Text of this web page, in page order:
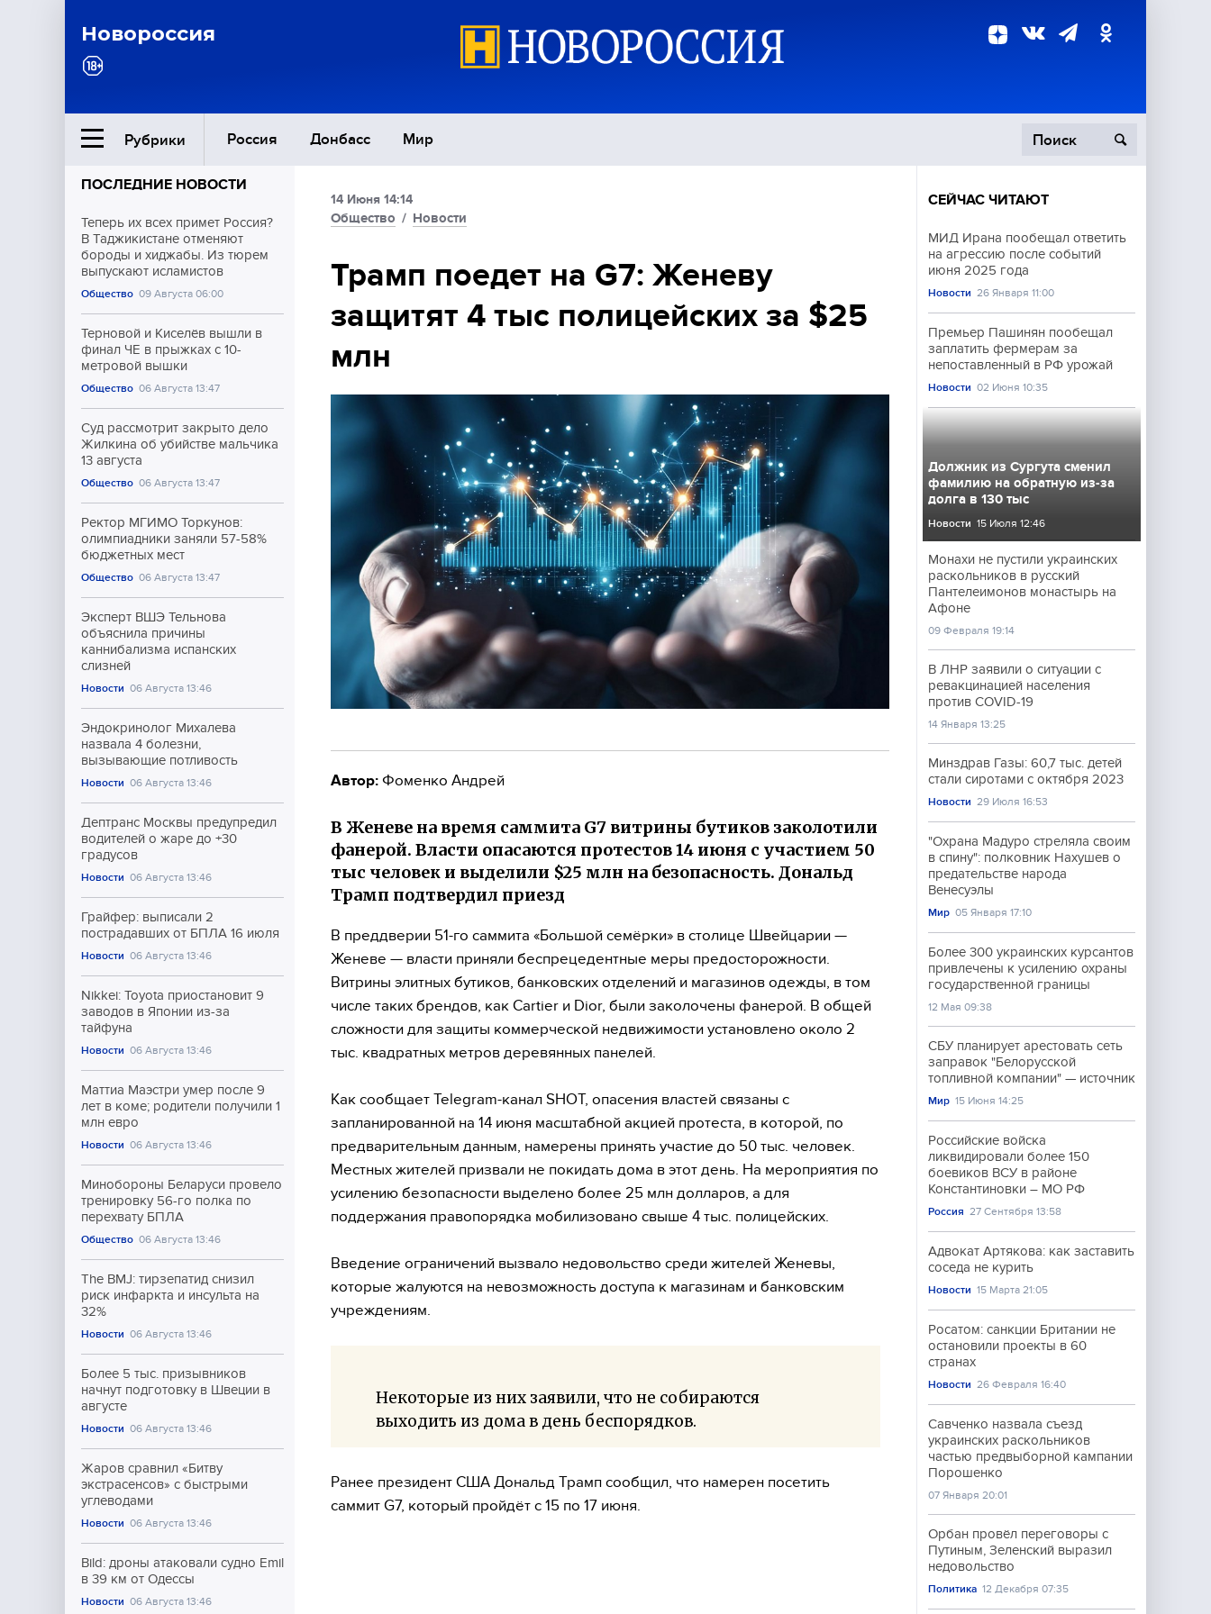
Новороссия
Рубрики Россия Донбасс Мир
Ближний Восток Политика
Общество
Экономика
Происшествия
Культура
Спорт
ПОСЛЕДНИЕ НОВОСТИ
Теперь их всех примет Россия?
В Таджикистане отменяют
бороды и хиджабы. Из тюрем
выпускают исламистов
Общество 09 Августа 06:00
Терновой и Киселёв вышли в
финал ЧЕ в прыжках с 10-
метровой вышки
Общество 06 Августа 13:47
Суд рассмотрит закрыто дело
Жилкина об убийстве мальчика
13 августа
Общество 06 Августа 13:47
Ректор МГИМО Торкунов:
олимпиадники заняли 57-58%
бюджетных мест
Общество 06 Августа 13:47
Эксперт ВШЭ Тельнова
объяснила причины
каннибализма испанских
слизней
Новости 06 Августа 13:46
Эндокринолог Михалева
назвала 4 болезни,
вызывающие потливость
Новости 06 Августа 13:46
Дептранс Москвы предупредил
водителей о жаре до +30
градусов
Новости 06 Августа 13:46
Грайфер: выписали 2
пострадавших от БПЛА 16 июля
Новости 06 Августа 13:46
Nikkei: Toyota приостановит 9
заводов в Японии из-за
тайфуна
Новости 06 Августа 13:46
Маттиа Маэстри умер после 9
лет в коме; родители получили 1
млн евро
Новости 06 Августа 13:46
Минобороны Беларуси провело
тренировку 56-го полка по
перехвату БПЛА
Общество 06 Августа 13:46
The BMJ: тирзепатид снизил
риск инфаркта и инсульта на
32%
Новости 06 Августа 13:46
Более 5 тыс. призывников
начнут подготовку в Швеции в
августе
Новости 06 Августа 13:46
Жаров сравнил «Битву
экстрасенсов» с быстрыми
углеводами
Новости 06 Августа 13:46
Bild: дроны атаковали судно Emil
в 39 км от Одессы
Новости 06 Августа 13:46
14 Июня 14:14
Общество / Новости
Трамп поедет на G7: Женеву
защитят 4 тыс полицейских за $25
млн
Автор: Фоменко Андрей
В Женеве на время саммита G7 витрины бутиков заколотили
фанерой. Власти опасаются протестов 14 июня с участием 50
тыс человек и выделили $25 млн на безопасность. Дональд
Трамп подтвердил приезд
В преддверии 51-го саммита «Большой семёрки» в столице Швейцарии —
Женеве — власти приняли беспрецедентные меры предосторожности.
Витрины элитных бутиков, банковских отделений и магазинов одежды, в том
числе таких брендов, как Cartier и Dior, были заколочены фанерой. В общей
сложности для защиты коммерческой недвижимости установлено около 2
тыс. квадратных метров деревянных панелей.
Как сообщает Telegram-канал SHOT, опасения властей связаны с
запланированной на 14 июня масштабной акцией протеста, в которой, по
предварительным данным, намерены принять участие до 50 тыс. человек.
Местных жителей призвали не покидать дома в этот день. На мероприятия по
усилению безопасности выделено более 25 млн долларов, а для
поддержания правопорядка мобилизовано свыше 4 тыс. полицейских.
Введение ограничений вызвало недовольство среди жителей Женевы,
которые жалуются на невозможность доступа к магазинам и банковским
учреждениям.
Некоторые из них заявили, что не собираются
выходить из дома в день беспорядков.
Ранее президент США Дональд Трамп сообщил, что намерен посетить
саммит G7, который пройдёт с 15 по 17 июня.
СЕЙЧАС ЧИТАЮТ
МИД Ирана пообещал ответить
на агрессию после событий
июня 2025 года
Новости 26 Января 11:00
Премьер Пашинян пообещал
заплатить фермерам за
непоставленный в РФ урожай
Новости 02 Июня 10:35
Должник из Сургута сменил
фамилию на обратную из-за
долга в 130 тыс
Новости 15 Июля 12:46
Монахи не пустили украинских
раскольников в русский
Пантелеимонов монастырь на
Афоне
09 Февраля 19:14
В ЛНР заявили о ситуации с
ревакцинацией населения
против COVID-19
14 Января 13:25
Минздрав Газы: 60,7 тыс. детей
стали сиротами с октября 2023
Новости 29 Июля 16:53
"Охрана Мадуро стреляла своим
в спину": полковник Нахушев о
предательстве народа
Венесуэлы
Мир 05 Января 17:10
Более 300 украинских курсантов
привлечены к усилению охраны
государственной границы
12 Мая 09:38
СБУ планирует арестовать сеть
заправок "Белорусской
топливной компании" — источник
Мир 15 Июня 14:25
Российские войска
ликвидировали более 150
боевиков ВСУ в районе
Константиновки – МО РФ
Россия 27 Сентября 13:58
Адвокат Артякова: как заставить
соседа не курить
Новости 15 Марта 21:05
Росатом: санкции Британии не
остановили проекты в 60
странах
Новости 26 Февраля 16:40
Савченко назвала съезд
украинских раскольников
частью предвыборной кампании
Порошенко
07 Января 20:01
Орбан провёл переговоры с
Путиным, Зеленский выразил
недовольство
Политика 12 Декабря 07:35